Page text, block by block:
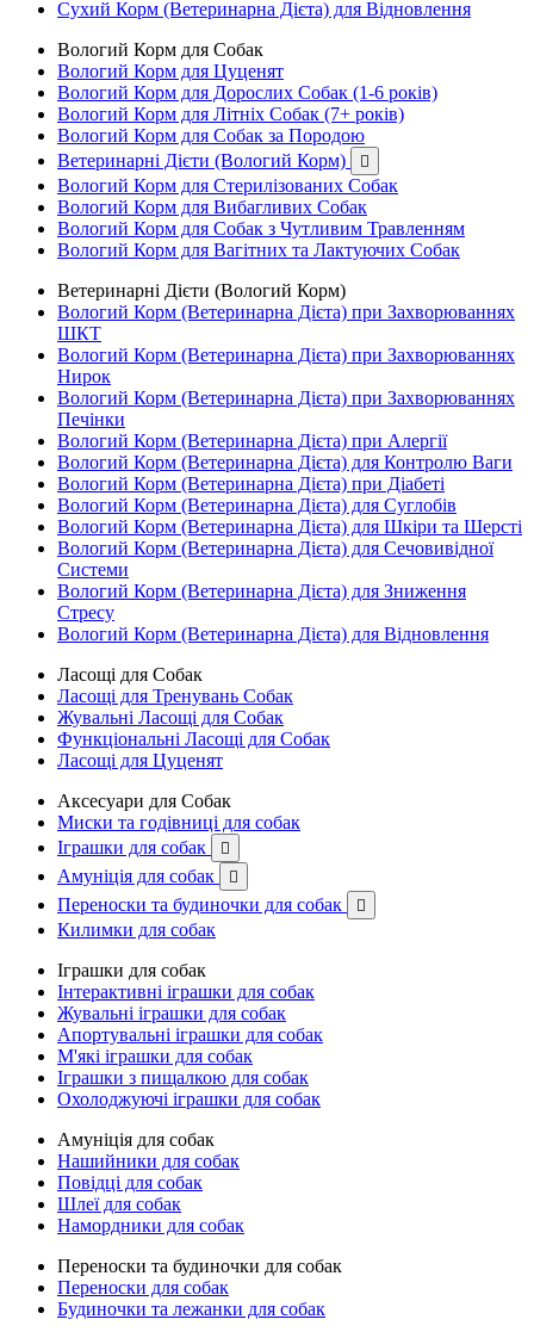
Сухий Корм (Ветеринарна Дієта) для Відновлення
Вологий Корм для Собак
Вологий Корм для Цуценят
Вологий Корм для Дорослих Собак (1-6 років)
Вологий Корм для Літніх Собак (7+ років)
Вологий Корм для Собак за Породою
Ветеринарні Дієти (Вологий Корм)

Вологий Корм для Стерилізованих Собак
Вологий Корм для Вибагливих Собак
Вологий Корм для Собак з Чутливим Травленням
Вологий Корм для Вагітних та Лактуючих Собак
Ветеринарні Дієти (Вологий Корм)
Вологий Корм (Ветеринарна Дієта) при Захворюваннях
ШКТ
Вологий Корм (Ветеринарна Дієта) при Захворюваннях
Нирок
Вологий Корм (Ветеринарна Дієта) при Захворюваннях
Печінки
Вологий Корм (Ветеринарна Дієта) при Алергії
Вологий Корм (Ветеринарна Дієта) для Контролю Ваги
Вологий Корм (Ветеринарна Дієта) при Діабеті
Вологий Корм (Ветеринарна Дієта) для Суглобів
Вологий Корм (Ветеринарна Дієта) для Шкіри та Шерсті
Вологий Корм (Ветеринарна Дієта) для Сечовивідної
Системи
Вологий Корм (Ветеринарна Дієта) для Зниження
Стресу
Вологий Корм (Ветеринарна Дієта) для Відновлення
Ласощі для Собак
Ласощі для Тренувань Собак
Жувальні Ласощі для Собак
Функціональні Ласощі для Собак
Ласощі для Цуценят
Аксесуари для Собак
Миски та годівниці для собак
Іграшки для собак

Амуніція для собак 
Переноски та будиночки для собак 
Килимки для собак
Іграшки для собак
Інтерактивні іграшки для собак
Жувальні іграшки для собак
Апортувальні іграшки для собак
М'які іграшки для собак
Іграшки з пищалкою для собак
Охолоджуючі іграшки для собак
Амуніція для собак
Нашийники для собак
Повідці для собак
Шлеї для собак
Намордники для собак
Переноски та будиночки для собак
Переноски для собак
Будиночки та лежанки для собак